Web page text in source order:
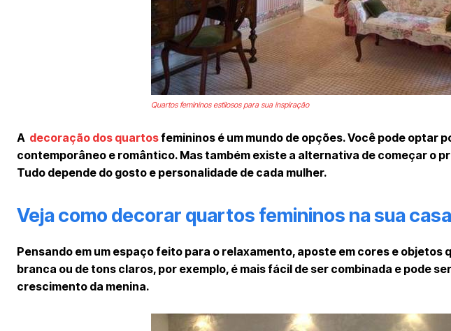
Quartos femininos estilosos para sua inspiração
A decoração dos quartosfemininos é um mundo de opções. Você pode optar
contemporâneo e romântico. Mas também existe a alternativa de começar o
Tudo depende do gosto e personalidade de cada mulher.
Veja como decorar quartos femininos na sua casa
Pensando em um espaço feito para o relaxamento, aposte em cores e objetos
branca ou de tons claros, por exemplo, é mais fácil de ser combinada e pode
crescimento da menina.